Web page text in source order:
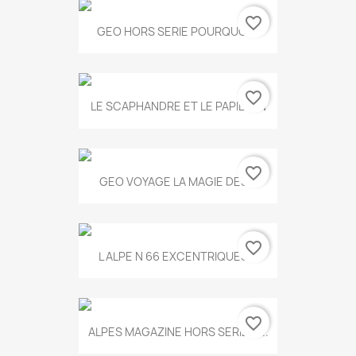
GEO HORS SERIE POURQUOI...
favorite_border
LE SCAPHANDRE ET LE PAPILLON
favorite_border
GEO VOYAGE LA MAGIE DES...
favorite_border
L ALPE N 66 EXCENTRIQUES...
favorite_border
ALPES MAGAZINE HORS SERIE N...
favorite_border